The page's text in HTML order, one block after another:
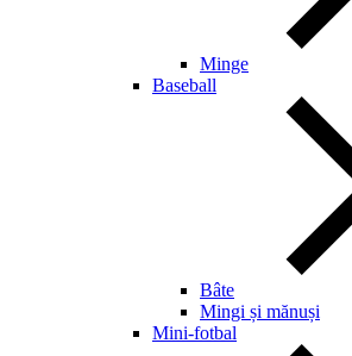
Minge
Baseball
Bâte
Mingi și mănuși
Mini-fotbal